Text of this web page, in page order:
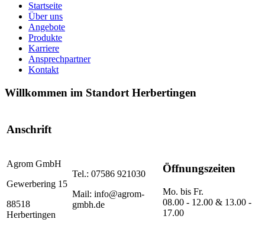
Startseite
Über uns
Angebote
Produkte
Karriere
Ansprechpartner
Kontakt
Willkommen im Standort Herbertingen
Anschrift
Agrom GmbH
Gewerbering 15
88518
Herbertingen
Tel.: 07586 921030
Mail: info@agrom-
gmbh.de
Öffnungszeiten
Mo. bis Fr.
08.00 - 12.00 & 13.00 -
17.00